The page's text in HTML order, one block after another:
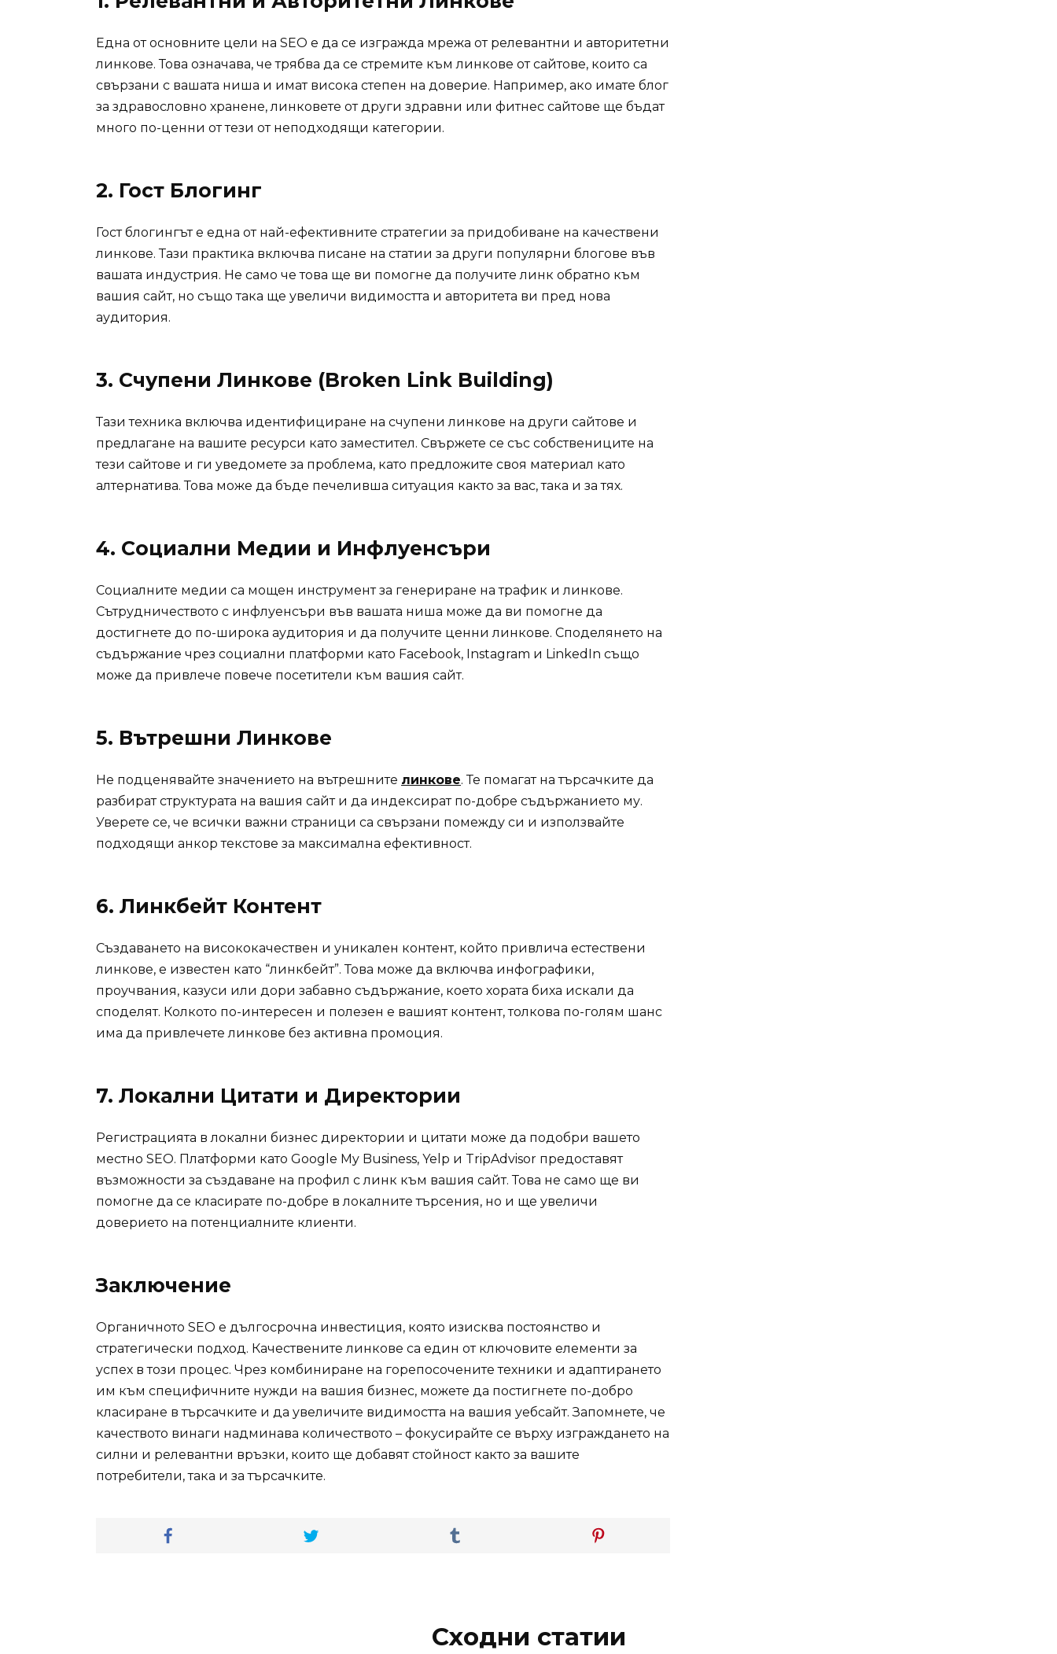
Една от основните цели на SEO е да се изгражда мрежа от релевантни и авторитетни
линкове. Това означава, че трябва да се стремите към линкове от сайтове, които са
свързани с вашата ниша и имат висока степен на доверие. Например, ако имате блог
за здравословно хранене, линковете от други здравни или фитнес сайтове ще бъдат
много по-ценни от тези от неподходящи категории.
2. Гост Блогинг
Гост блогингът е една от най-ефективните стратегии за придобиване на качествени
линкове. Тази практика включва писане на статии за други популярни блогове във
вашата индустрия. Не само че това ще ви помогне да получите линк обратно към
вашия сайт, но също така ще увеличи видимостта и авторитета ви пред нова
аудитория.
3. Счупени Линкове (Broken Link Building)
Тази техника включва идентифициране на счупени линкове на други сайтове и
предлагане на вашите ресурси като заместител. Свържете се със собствениците на
тези сайтове и ги уведомете за проблема, като предложите своя материал като
алтернатива. Това може да бъде печеливша ситуация както за вас, така и за тях.
4. Социални Медии и Инфлуенсъри
Социалните медии са мощен инструмент за генериране на трафик и линкове.
Сътрудничеството с инфлуенсъри във вашата ниша може да ви помогне да
достигнете до по-широка аудитория и да получите ценни линкове. Споделянето на
съдържание чрез социални платформи като Facebook, Instagram и LinkedIn също
може да привлече повече посетители към вашия сайт.
5. Вътрешни Линкове
Не подценявайте значението на вътрешните линкове. Те помагат на търсачките да
разбират структурата на вашия сайт и да индексират по-добре съдържанието му.
Уверете се, че всички важни страници са свързани помежду си и използвайте
подходящи анкор текстове за максимална ефективност.
6. Линкбейт Контент
Създаването на висококачествен и уникален контент, който привлича естествени
линкове, е известен като “линкбейт”. Това може да включва инфографики,
проучвания, казуси или дори забавно съдържание, което хората биха искали да
споделят. Колкото по-интересен и полезен е вашият контент, толкова по-голям шанс
има да привлечете линкове без активна промоция.
7. Локални Цитати и Директории
Регистрацията в локални бизнес директории и цитати може да подобри вашето
местно SEO. Платформи като Google My Business, Yelp и TripAdvisor предоставят
възможности за създаване на профил с линк към вашия сайт. Това не само ще ви
помогне да се класирате по-добре в локалните търсения, но и ще увеличи
доверието на потенциалните клиенти.
Заключение
Органичното SEO е дългосрочна инвестиция, която изисква постоянство и
стратегически подход. Качествените линкове са един от ключовите елементи за
успех в този процес. Чрез комбиниране на горепосочените техники и адаптирането
им към специфичните нужди на вашия бизнес, можете да постигнете по-добро
класиране в търсачките и да увеличите видимостта на вашия уебсайт. Запомнете, че
качеството винаги надминава количеството – фокусирайте се върху изграждането на
силни и релевантни връзки, които ще добавят стойност както за вашите
потребители, така и за търсачките.
Сходни статии